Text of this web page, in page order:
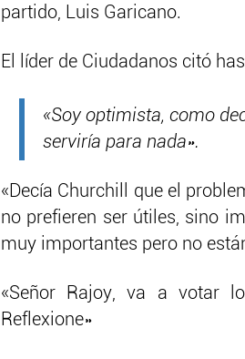
partido, Luis Garicano.
El líder de Ciudadanos citó
«Soy optimista, como
serviría para nada».
«Decía Churchill que el
no prefieren ser útiles, sino
muy importantes pero no
«Señor Rajoy, va a votar
Reflexione»